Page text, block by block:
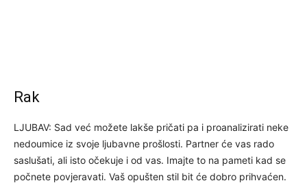
Rak
LJUBAV: Sad već možete lakše pričati pa i proanalizirati neke
nedoumice iz svoje ljubavne prošlosti. Partner će vas rado
saslušati, ali isto očekuje i od vas. Imajte to na pameti kad se
počnete povjeravati. Vaš opušten stil bit će dobro prihvaćen.